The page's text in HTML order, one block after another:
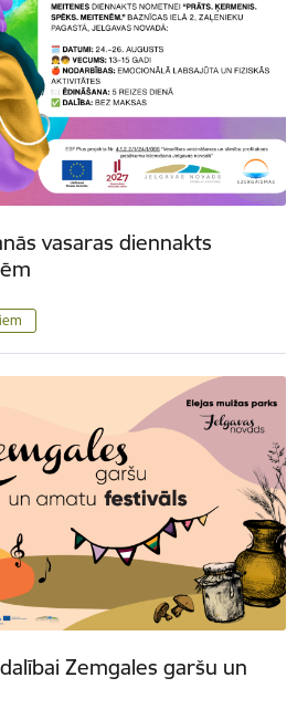
vasaras diennakts
Zemgales garšu un